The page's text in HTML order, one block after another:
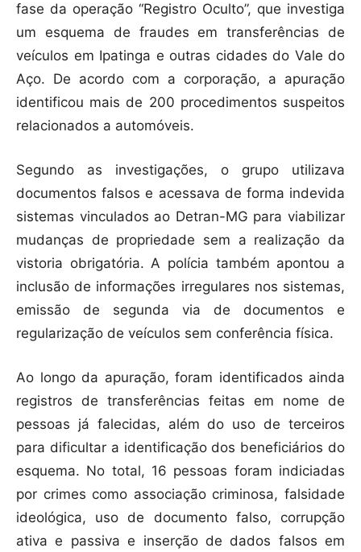
fase da operação “Registro Oculto”, que investiga
um esquema de fraudes em transferências de
veículos em Ipatinga e outras cidades do Vale do
Aço. De acordo com a corporação, a apuração
identificou mais de 200 procedimentos suspeitos
relacionados a automóveis.
Segundo as investigações, o grupo utilizava
documentos falsos e acessava de forma indevida
sistemas vinculados ao Detran-MG para viabilizar
mudanças de propriedade sem a realização da
vistoria obrigatória. A polícia também apontou a
inclusão de informações irregulares nos sistemas,
emissão de segunda via de documentos e
regularização de veículos sem conferência física.
Ao longo da apuração, foram identificados ainda
registros de transferências feitas em nome de
pessoas já falecidas, além do uso de terceiros
para dificultar a identificação dos beneficiários do
esquema. No total, 16 pessoas foram indiciadas
por crimes como associação criminosa, falsidade
ideológica, uso de documento falso, corrupção
ativa e passiva e inserção de dados falsos em